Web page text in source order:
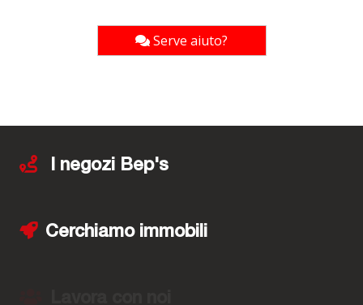
Serve aiuto?
I negozi Bep's
Cerchiamo immobili